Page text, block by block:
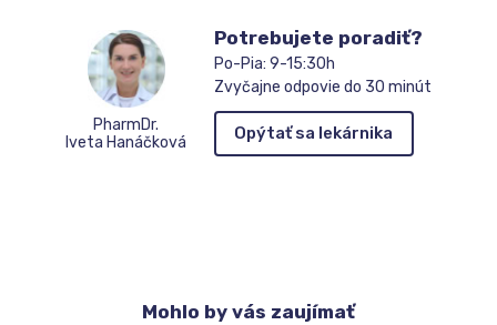
PharmDr.
Iveta Hanáčková
Potrebujete poradiť?
Po-Pia: 9-15:30h
Zvyčajne odpovie do 30 minút
Opýtať sa lekárnika
Mohlo by vás zaujímať